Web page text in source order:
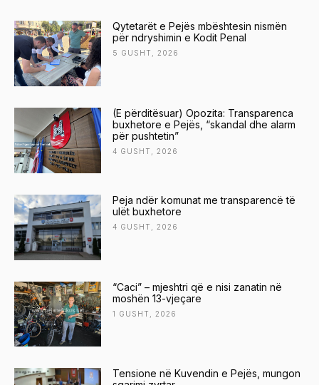
Qytetarët e Pejës mbështesin nismën
për ndryshimin e Kodit Penal
5 GUSHT, 2026
(E përditësuar) Opozita: Transparenca
buxhetore e Pejës, “skandal dhe alarm
për pushtetin”
4 GUSHT, 2026
Peja ndër komunat me transparencë të
ulët buxhetore
4 GUSHT, 2026
“Caci” – mjeshtri që e nisi zanatin në
moshën 13-vjeçare
1 GUSHT, 2026
Tensione në Kuvendin e Pejës, mungon